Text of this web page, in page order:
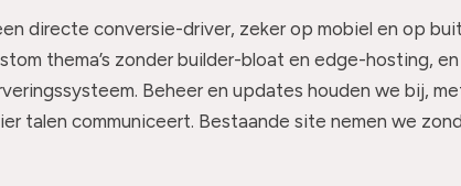
directe conversie-driver, zeker op mobiel en op
thema’s zonder builder-bloat en edge-hosting,
Beheer en updates houden we bij,
talen communiceert. Bestaande site nemen we